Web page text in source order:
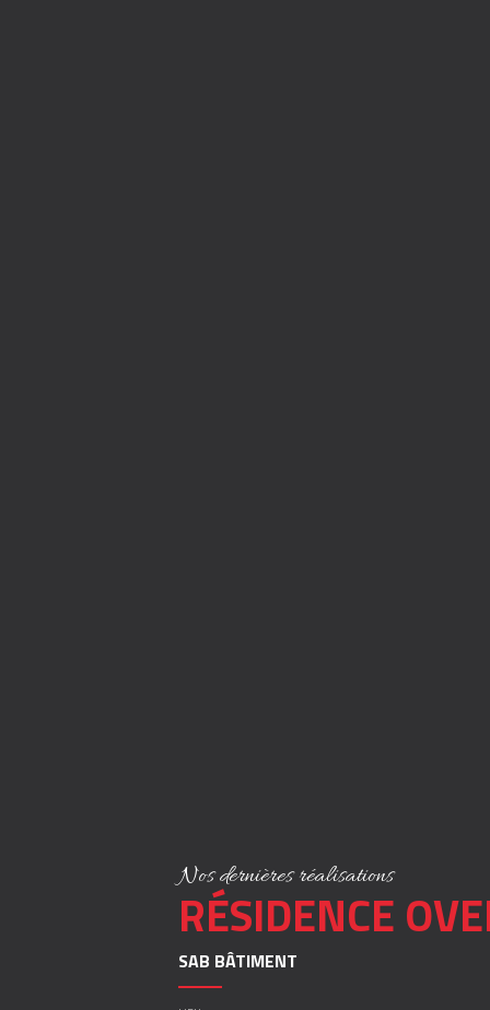
Nos dernières réalisations
RÉSIDENCE
SAB BÂTIMENT